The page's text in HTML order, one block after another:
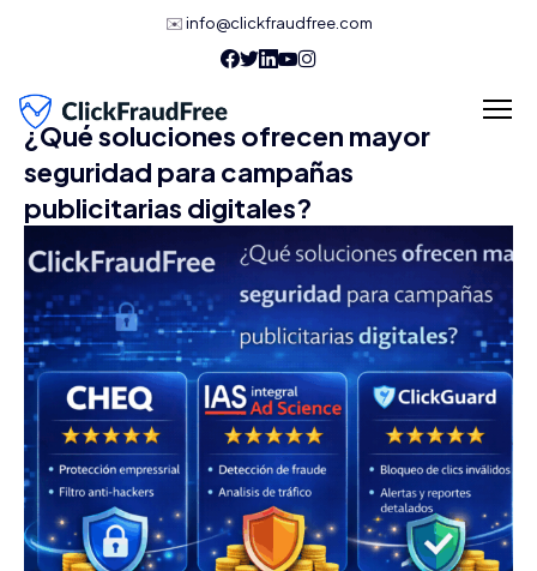
✉️info@clickfraudfree.com
¿Qué soluciones ofrecen mayor
seguridad para campañas
publicitarias digitales?